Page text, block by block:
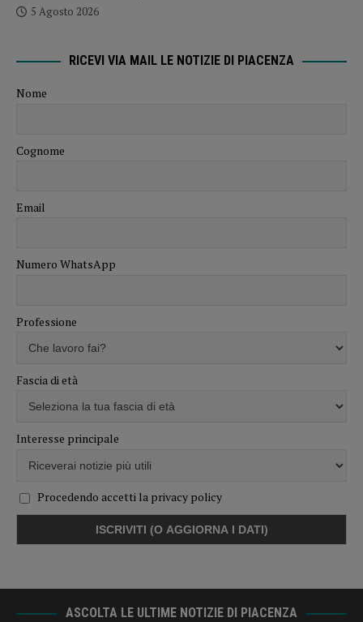
5 Agosto 2026
RICEVI VIA MAIL LE NOTIZIE DI PIACENZA
Nome
Cognome
Email
Numero WhatsApp
Professione
Fascia di età
Interesse principale
Procedendo accetti la privacy policy
ASCOLTA LE ULTIME NOTIZIE DI PIACENZA